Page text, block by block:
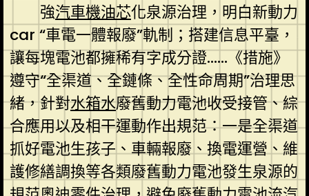
強汽車機油芯化泉源治理，明白新動力
car “車電一體報廢”軌制；搭建信息平臺，
讓每塊電池都擁稀有字成分證……《措施》
遵守“全渠道、全鏈條、全性命周期”治理思
緒，針對水箱水廢舊動力電池收受接管、綜
合應用以及相干運動作出規范：一是全渠道
抓好電池生孩子、車輛報廢、換電運營、維
護修繕調換等各類廢舊動力電池發生泉源的